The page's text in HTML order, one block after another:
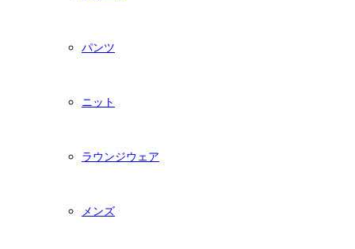
パンツ
ニット
ラウンジウェア
メンズ